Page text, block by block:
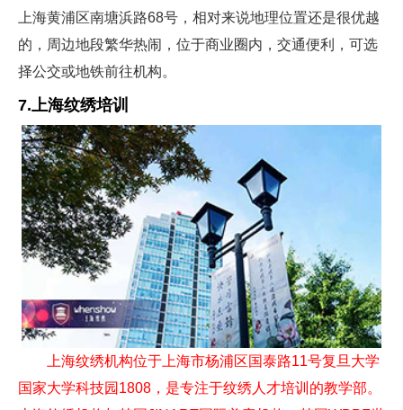
上海黄浦区南塘浜路68号，相对来说地理位置还是很优越
的，周边地段繁华热闹，位于商业圈内，交通便利，可选
择公交或地铁前往机构。
7.上海纹绣培训
上海纹绣机构位于上海市杨浦区国泰路11号复旦大学
国家大学科技园1808，是专注于纹绣人才培训的教学部。